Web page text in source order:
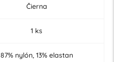
Čierna
1 ks
87% nylón, 13% elastan